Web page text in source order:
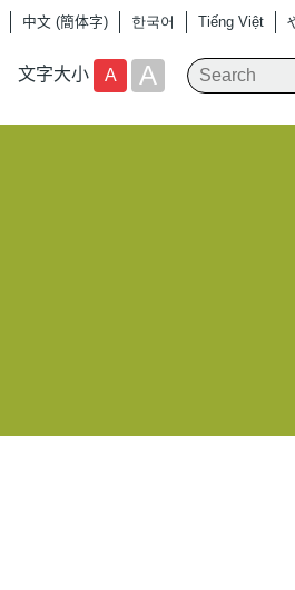
中文 (簡体字) 한국어 Tiếng Việt
文字大小 A A